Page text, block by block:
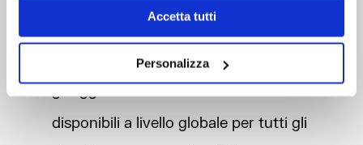
Accetta tutti
Personalizza
digitale, ma un’applicazione in cloud ha alcune
peculiarità:
disponibili a livello globale per tutti gli